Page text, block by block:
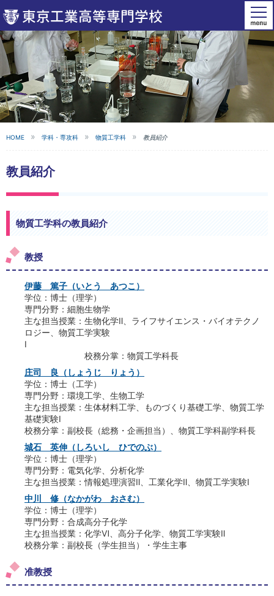
HOME 学科・専攻科 物質工学科 教員紹介
教員紹介
物質工学科の教員紹介
教授
伊藤 篤子（いとう あつこ）
学位：博士（理学）
専門分野：細胞生物学
主な担当授業：生物化学Ⅱ、ライフサイエンス・バイオテクノ
ロジー、物質工学実験
Ⅰ
校務分掌：物質工学科長
庄司 良（しょうじ りょう）
学位：博士（工学）
専門分野：環境工学、生物工学
主な担当授業：生体材料工学、ものづくり基礎工学、物質工学
基礎実験Ⅰ
校務分掌：副校長（総務・企画担当）、物質工学科副学科長
城石 英伸（しろいし ひでのぶ）
学位：博士（理学）
専門分野：電気化学、分析化学
主な担当授業：情報処理演習Ⅱ、工業化学Ⅱ、物質工学実験Ⅰ
中川 修（なかがわ おさむ）
学位：博士（理学）
専門分野：合成高分子化学
主な担当授業：化学Ⅵ、高分子化学、物質工学実験Ⅱ
校務分掌：副校長（学生担当）・学生主事
准教授